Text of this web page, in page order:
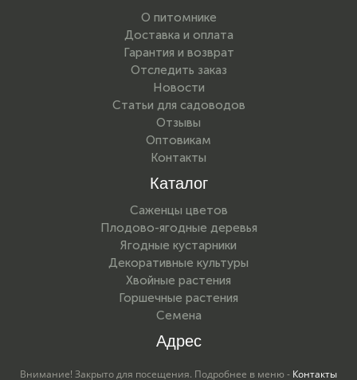
О питомнике
Доставка и оплата
Гарантия и возврат
Отследить заказ
Новости
Статьи для садоводов
Отзывы
Оптовикам
Контакты
Каталог
Саженцы цветов
Плодово-ягодные деревья
Ягодные кустарники
Декоративные культуры
Хвойные растения
Горшечные растения
Семена
Адрес
Внимание! Закрыто для посещения. Подробнее в меню - Контакты